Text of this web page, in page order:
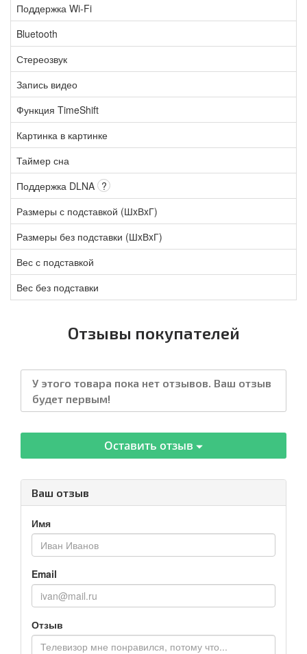
Поддержка Wi-Fi
Bluetooth
Стереозвук
Запись видео
Функция TimeShift
Картинка в картинке
Таймер сна
Поддержка DLNA ?
Размеры с подставкой (ШxВxГ)
Размеры без подставки (ШxВxГ)
Вес с подставкой
Вес без подставки
Отзывы покупателей
У этого товара пока нет отзывов. Ваш отзыв
будет первым!
Оставить отзыв
Ваш отзыв
Имя
Email
Отзыв